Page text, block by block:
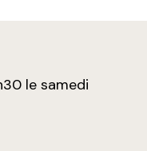
le samedi